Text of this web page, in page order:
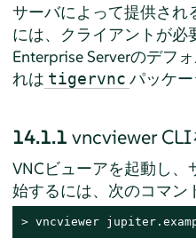
サーバによって提供され
には、クライアントが必
Enterprise Serverのデフ
れは tigervnc パッケー
14.1.1 vncviewer
VNCビューアを起動し
始するには、次のコマン
> vncviewer